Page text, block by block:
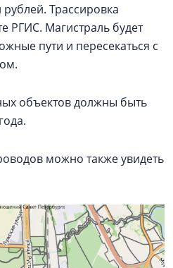
Трассировка
РГИС. Магистраль будет
пути и пересекаться с
объектов должны быть
можно также увидеть